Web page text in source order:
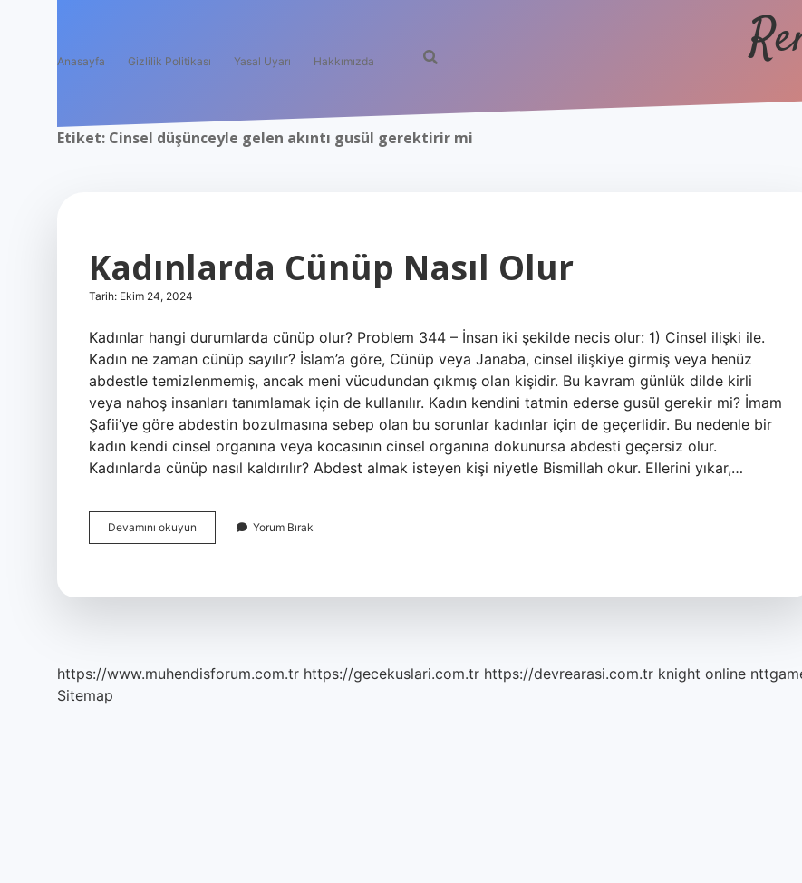
Anasayfa Gizlilik Politikası Yasal Uyarı Hakkımızda
Etiket: Cinsel düşünceyle gelen akıntı gusül gerektirir mi
Kadınlarda Cünüp Nasıl Olur
Tarih: Ekim 24, 2024
Kadınlar hangi durumlarda cünüp olur? Problem 344 – İnsan iki şekilde necis olur: 1) Cinsel ilişki ile.
Kadın ne zaman cünüp sayılır? İslam’a göre, Cünüp veya Janaba, cinsel ilişkiye girmiş veya henüz
abdestle temizlenmemiş, ancak meni vücudundan çıkmış olan kişidir. Bu kavram günlük dilde kirli
veya nahoş insanları tanımlamak için de kullanılır. Kadın kendini tatmin ederse gusül gerekir mi? İmam
Şafii’ye göre abdestin bozulmasına sebep olan bu sorunlar kadınlar için de geçerlidir. Bu nedenle bir
kadın kendi cinsel organına veya kocasının cinsel organına dokunursa abdesti geçersiz olur.
Kadınlarda cünüp nasıl kaldırılır? Abdest almak isteyen kişi niyetle Bismillah okur. Ellerini yıkar,…
Devamını okuyun Kadınlarda
Cünüp
Yorum Bırak
https://www.muhendisforum.com.tr https://gecekuslari.com.tr https://devrearasi.com.tr knight online
Sitemap